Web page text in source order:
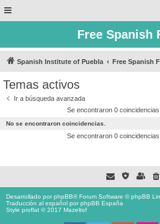
Free Spanish
Spanish Institute of Puebla Free Spanish
Temas activos
Ir a búsqueda avanzada
Se encontraron 0 coincidencias
No se encontraron coincidencias.
Se encontraron 0 coincidencias
Desarrollado porphpBB® Forum Software © phpBB
Traducción al español porphpBB España
Style proflat © 2017 Mazeltof